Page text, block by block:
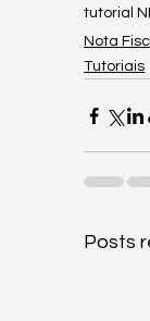
tutorial
Nota
Tutoriais
Posts